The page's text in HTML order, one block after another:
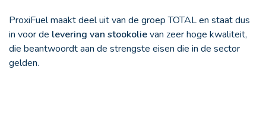
ProxiFuel maakt deel uit van de groep TOTAL en staat dus
in voor de levering van stookolievan zeer hoge kwaliteit,
die beantwoordt aan de strengste eisen die in de sector
gelden.